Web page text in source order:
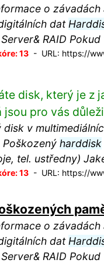
o
dat
RAID Pokud
13- URL: https://
disk, který je z
jsou pro vás
disk v
harddisk
tel. ustředny)
13- URL: https://
o
dat
RAID Pokud